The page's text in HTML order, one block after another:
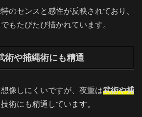
のセンスと感性が反映されており、
もたびたび描かれています。
術や捕縄術にも精通
像しにくいですが、夜重は武術や捕
術にも精通しています。